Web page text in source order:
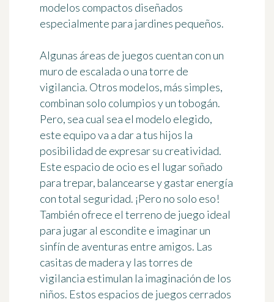
modelos compactos diseñados
especialmente para jardines pequeños.
Algunas áreas de juegos cuentan con un
muro de escalada o una torre de
vigilancia. Otros modelos, más simples,
combinan solo columpios y un tobogán.
Pero, sea cual sea el modelo elegido,
este equipo va a dar a tus hijos la
posibilidad de expresar su creatividad.
Este espacio de ocio es el lugar soñado
para trepar, balancearse y gastar energía
con total seguridad. ¡Pero no solo eso!
También ofrece el terreno de juego ideal
para jugar al escondite e imaginar un
sinfín de aventuras entre amigos. Las
casitas de madera y las torres de
vigilancia estimulan la imaginación de los
niños. Estos espacios de juegos cerrados